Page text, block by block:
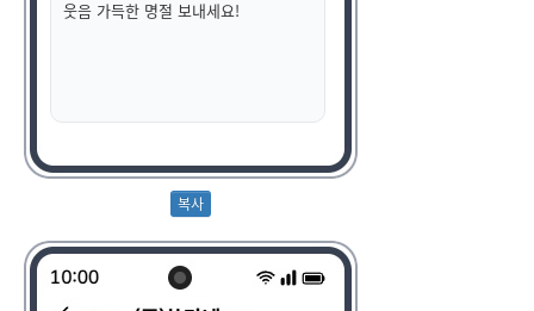
웃음 가득한 명절 보내세요!